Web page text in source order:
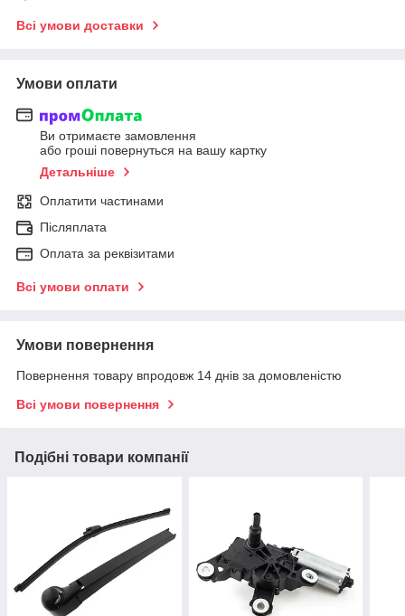
Всі умови доставки
Умови оплати
Ви отримаєте замовлення
або гроші повернуться на вашу картку
Детальніше
Оплатити частинами
Післяплата
Оплата за реквізитами
Всі умови оплати
Умови повернення
Повернення товару впродовж 14 днів за домовленістю
Всі умови повернення
Подібні товари компанії